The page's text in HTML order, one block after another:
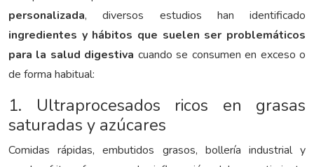
personalizada, diversos estudios han identificado
ingredientes y hábitos que suelen ser problemáticos
para la salud digestiva cuando se consumen en exceso o
de forma habitual:
1. Ultraprocesados ricos en grasas
saturadas y azúcares
Comidas rápidas, embutidos grasos, bollería industrial y